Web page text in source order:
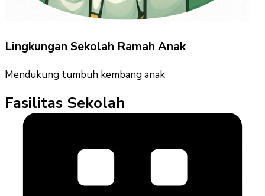
Lingkungan Sekolah Ramah Anak
Mendukung tumbuh kembang anak
Fasilitas Sekolah